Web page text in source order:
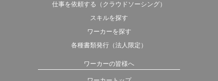
仕事を依頼する（クラウドソーシング）
スキルを探す
ワーカーを探す
各種書類発行（法人限定）
ワーカーの皆様へ